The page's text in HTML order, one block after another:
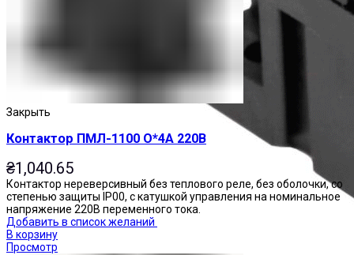
Закрыть
Контактор ПМЛ-1100 О*4А 220В
₴1,040.65
Контактор нереверсивный без теплового реле, без оболочки, со
степенью защиты IP00, с катушкой управления на номинальное
напряжение 220В переменного тока.
Добавить в список желаний
В корзину
Просмотр